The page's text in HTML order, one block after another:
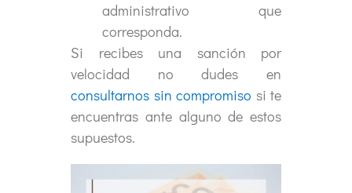
administrativo que
corresponda.
Si recibes una sanción por
velocidad no dudes en
consultarnos sin compromiso si te
encuentras ante alguno de estos
supuestos.